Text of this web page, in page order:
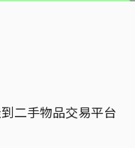
二手物品交易平台